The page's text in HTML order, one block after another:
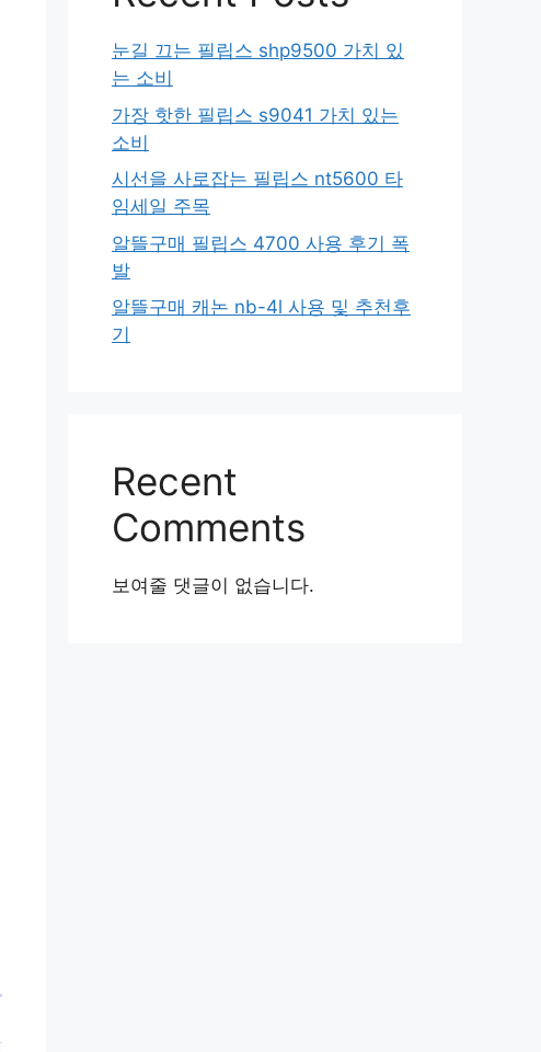
눈길 끄는 필립스 shp9500 가치 있
는 소비
가장 핫한 필립스 s9041 가치 있는
소비
시선을 사로잡는 필립스 nt5600 타
임세일 주목
알뜰구매 필립스 4700 사용 후기 폭
발
알뜰구매 캐논 nb-4l 사용 및 추천후
기
Recent
Comments
보여줄 댓글이 없습니다.